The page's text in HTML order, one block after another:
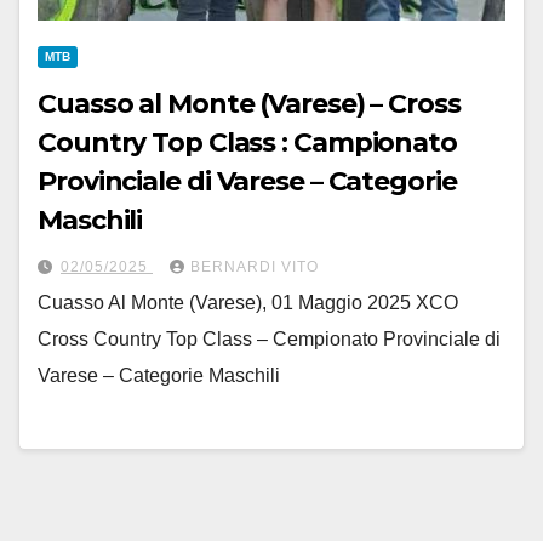
MTB
Cuasso al Monte (Varese) – Cross
Country Top Class : Campionato
Provinciale di Varese – Categorie
Maschili
02/05/2025 BERNARDI VITO
Cuasso Al Monte (Varese), 01 Maggio 2025 XCO
Cross Country Top Class – Cempionato Provinciale di
Varese – Categorie Maschili